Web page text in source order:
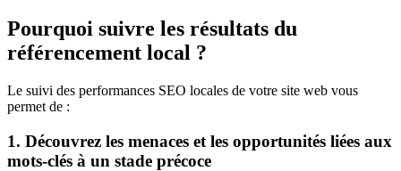
Pourquoi suivre les résultats du
référencement local ?
Le suivi des performances SEO locales de votre site web vous
permet de :
1. Découvrez les menaces et les opportunités liées aux
mots-clés à un stade précoce